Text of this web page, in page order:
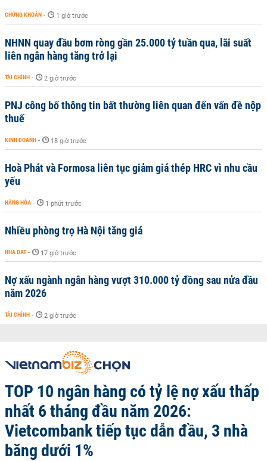
CHỨNG KHOÁN - 1 giờ trước
NHNN quay đầu bơm ròng gần 25.000 tỷ tuần qua, lãi suất
liên ngân hàng tăng trở lại
TÀI CHÍNH - 2 giờ trước
PNJ công bố thông tin bất thường liên quan đến vấn đề nộp
thuế
KINH DOANH - 18 giờ trước
Hoà Phát và Formosa liên tục giảm giá thép HRC vì nhu cầu
yếu
HÀNG HÓA - 1 phút trước
Nhiều phòng trọ Hà Nội tăng giá
NHÀ ĐẤT - 17 giờ trước
Nợ xấu ngành ngân hàng vượt 310.000 tỷ đồng sau nửa đầu
năm 2026
TÀI CHÍNH - 2 giờ trước
TOP 10 ngân hàng có tỷ lệ nợ xấu thấp
nhất 6 tháng đầu năm 2026:
Vietcombank tiếp tục dẫn đầu, 3 nhà
băng dưới 1%